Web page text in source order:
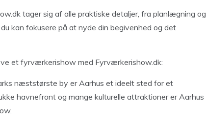
tager sig af alle praktiske detaljer, fra planlægning og
kan fokusere på at nyde din begivenhed og det
et fyrværkerishow med Fyrværkerishow.dk:
næststørste by er Aarhus et ideelt sted for et
havnefront og mange kulturelle attraktioner er Aarhus